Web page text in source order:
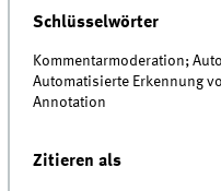
Schlüsselwörter
Kommentarmoderation;
Automatisierte Erkennung
Annotation
Zitieren als